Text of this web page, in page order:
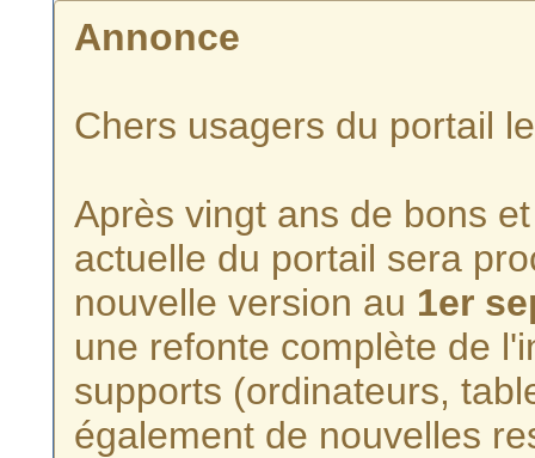
Annonce
Chers usagers du portail
Après vingt ans de bons
actuelle du portail sera
nouvelle version au 1er
une refonte complète de
supports (ordinateurs,
également de nouvelles